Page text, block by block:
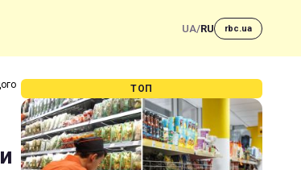
UA/RU rbc.ua
ТОП